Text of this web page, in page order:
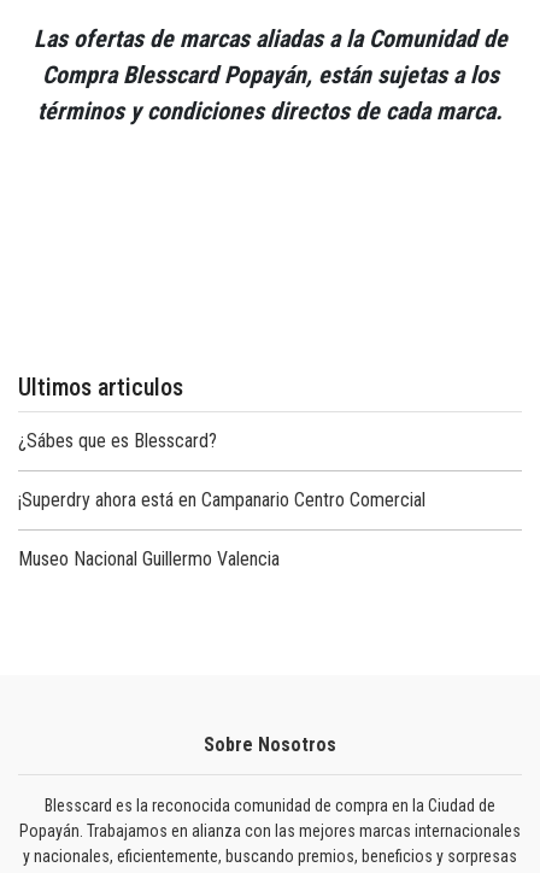
Las ofertas de marcas aliadas a la Comunidad de
Compra Blesscard Popayán, están sujetas a los
términos y condiciones directos de cada marca.
Ultimos articulos
¿Sábes que es Blesscard?
¡Superdry ahora está en Campanario Centro Comercial
Museo Nacional Guillermo Valencia
Sobre Nosotros
Blesscard es la reconocida comunidad de compra en la Ciudad de
Popayán. Trabajamos en alianza con las mejores marcas internacionales
y nacionales, eficientemente, buscando premios, beneficios y sorpresas